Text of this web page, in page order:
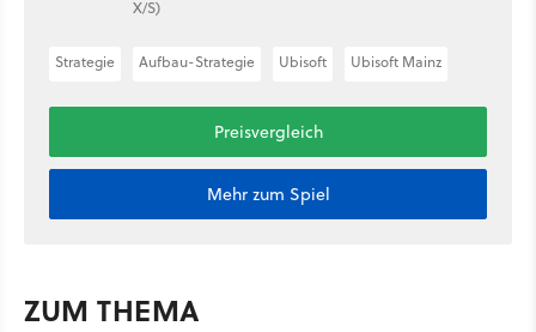
X/S)
Strategie Aufbau-Strategie Ubisoft Ubisoft Mainz
Preisvergleich
Mehr zum Spiel
ZUM THEMA